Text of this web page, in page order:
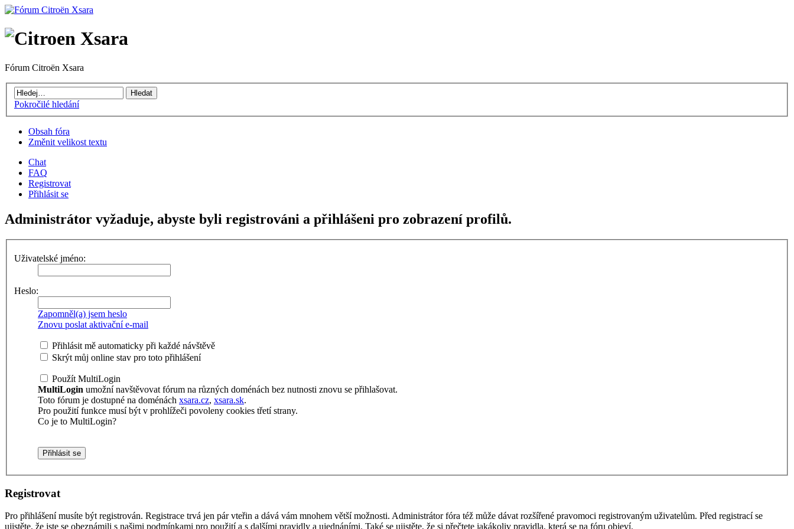
Fórum Citroën Xsara
Pokročilé hledání
Obsah fóra
Změnit velikost textu
Chat
FAQ
Registrovat
Přihlásit se
Administrátor vyžaduje, abyste byli registrováni a přihlášeni pro zobrazení profilů.
Uživatelské jméno:
Heslo:
Zapomněl(a) jsem heslo
Znovu poslat aktivační e-mail
Přihlásit mě automaticky při každé návštěvě
Skrýt můj online stav pro toto přihlášení
Použít MultiLogin
MultiLogin umožní navštěvovat fórum na různých doménách bez nutnosti znovu se přihlašovat.
Toto fórum je dostupné na doménách xsara.cz, xsara.sk.
Pro použití funkce musí být v prohlížeči povoleny cookies třetí strany.
Co je to MultiLogin?
Registrovat
Pro přihlášení musíte být registrován. Registrace trvá jen pár vteřin a dává vám mnohem větší možnosti. Administrátor fóra též může dávat rozšířené pravomoci registrovaným uživatelům. Před registrací se
ujistěte, že jste se obeznámili s našimi podmínkami pro použití a s dalšími pravidly a ujednáními. Také se ujistěte, že si přečtete jakákoliv pravidla, která se na fóru objeví.